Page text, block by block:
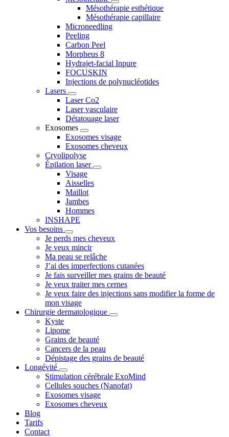
Mésothérapie esthétique
Mésothérapie capillaire
Microneedling
Peeling
Carbon Peel
Morpheus 8
Hydrajet-facial Inpure
FOCUSKIN
Injections de polynucléotides
Lasers
Laser Co2
Laser vasculaire
Détatouage laser
Exosomes
Exosomes visage
Exosomes cheveux
Cryolipolyse
Épilation laser
Visage
Aisselles
Maillot
Jambes
Hommes
INSHAPE
Vos besoins
Je perds mes cheveux
Je veux mincir
Ma peau se relâche
J’ai des imperfections cutanées
Je fais surveiller mes grains de beauté
Je veux traiter mes cernes
Je veux faire des injections sans modifier la forme de
mon visage
Chirurgie dermatologique
Kyste
Lipome
Grains de beauté
Cancers de la peau
Dépistage des grains de beauté
Longévité
Stimulation cérébrale ExoMind
Cellules souches (Nanofat)
Exosomes visage
Exosomes cheveux
Blog
Tarifs
Contact